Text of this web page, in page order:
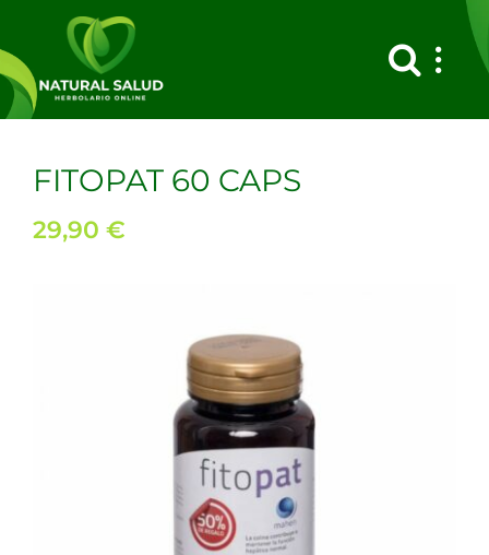
contenido
FITOPAT 60 CAPS
29,90 €